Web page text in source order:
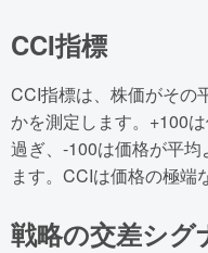
CCI指標
CCI指標は、株価がその
かを測定します。+100
過ぎ、-100は価格が平
ます。CCIは価格の極端
戦略の交差シグ